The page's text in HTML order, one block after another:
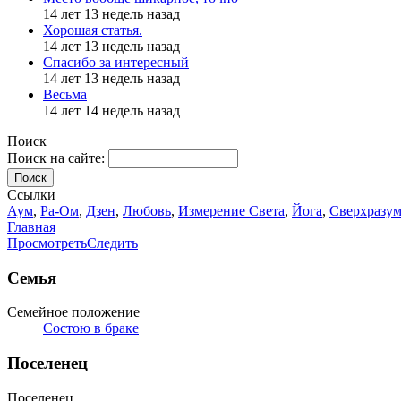
14 лет 13 недель назад
Хорошая статья.
14 лет 13 недель назад
Спасибо за интересный
14 лет 13 недель назад
Весьма
14 лет 14 недель назад
Поиск
Поиск на сайте:
Поиск
Ссылки
Аум, Ра-Ом, Дзен, Любовь, Измерение Света, Йога, Сверхразум
Главная
ПросмотретьСледить
Семья
Семейное положение
Состою в браке
Поселенец
Поселенец